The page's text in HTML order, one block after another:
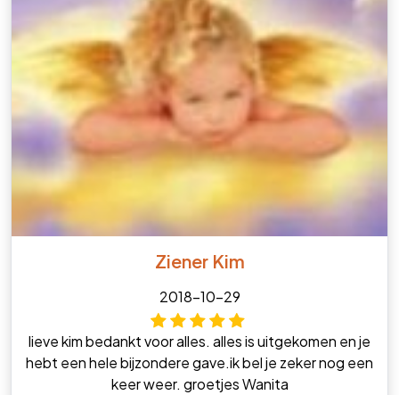
Ziener Kim
2018-10-29
lieve kim bedankt voor alles. alles is uitgekomen en je
hebt een hele bijzondere gave.ik bel je zeker nog een
keer weer. groetjes Wanita